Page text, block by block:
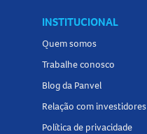
INSTITUCIONAL
Quem somos
Trabalhe conosco
Blog da Panvel
Relação com investidores
Política de privacidade